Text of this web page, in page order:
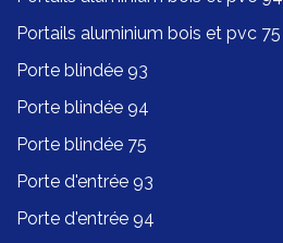
Portails aluminium bois et pvc 75
Porte blindée 93
Porte blindée 94
Porte blindée 75
Porte d'entrée 93
Porte d'entrée 94